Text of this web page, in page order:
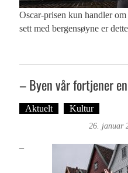
Oscar-prisen kun handler
sett med bergensøyne er
– Byen vår fortjener
Aktuelt Kultur
26. januar
–